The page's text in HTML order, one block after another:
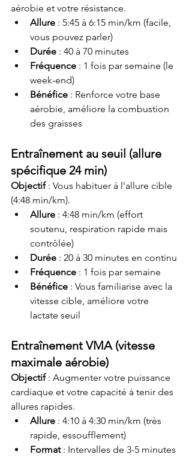
aérobie et votre résistance.
Allure : 5:45 à 6:15 min/km (facile,
vous pouvez parler)
Durée : 40 à 70 minutes
Fréquence : 1 fois par semaine (le
week-end)
Bénéfice : Renforce votre base
aérobie, améliore la combustion
des graisses
Entraînement au seuil (allure
spécifique 24 min)
Objectif : Vous habituer à l'allure cible
(4:48 min/km).
Allure : 4:48 min/km (effort
soutenu, respiration rapide mais
contrôlée)
Durée : 20 à 30 minutes en continu
Fréquence : 1 fois par semaine
Bénéfice : Vous familiarise avec la
vitesse cible, améliore votre
lactate seuil
Entraînement VMA (vitesse
maximale aérobie)
Objectif : Augmenter votre puissance
cardiaque et votre capacité à tenir des
allures rapides.
Allure : 4:10 à 4:30 min/km (très
rapide, essoufflement)
Format : Intervalles de 3-5 minutes